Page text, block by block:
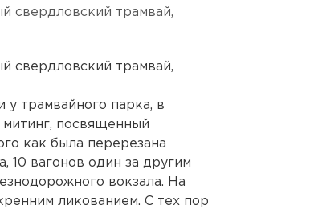
свердловский трамвай,
свердловский трамвай,
у трамвайного парка, в
митинг, посвященный
как была перерезана
10 вагонов один за другим
вокзала. На
ликованием. С тех пор